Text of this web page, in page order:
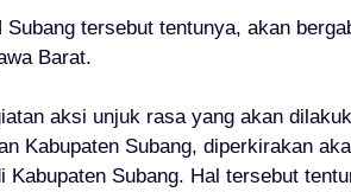
tersebut tentunya, akan
Barat.
aksi unjuk rasa yang akan
Kabupaten Subang, diperkirakan
Kabupaten Subang. Hal tersebut